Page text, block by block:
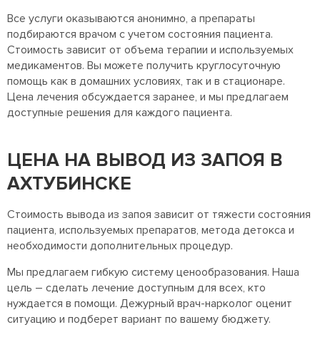
Все услуги оказываются анонимно, а препараты
подбираются врачом с учетом состояния пациента.
Стоимость зависит от объема терапии и используемых
медикаментов. Вы можете получить круглосуточную
помощь как в домашних условиях, так и в стационаре.
Цена лечения обсуждается заранее, и мы предлагаем
доступные решения для каждого пациента.
ЦЕНА НА ВЫВОД ИЗ ЗАПОЯ В
АХТУБИНСКЕ
Стоимость вывода из запоя зависит от тяжести состояния
пациента, используемых препаратов, метода детокса и
необходимости дополнительных процедур.
Мы предлагаем гибкую систему ценообразования. Наша
цель – сделать лечение доступным для всех, кто
нуждается в помощи. Дежурный врач-нарколог оценит
ситуацию и подберет вариант по вашему бюджету.